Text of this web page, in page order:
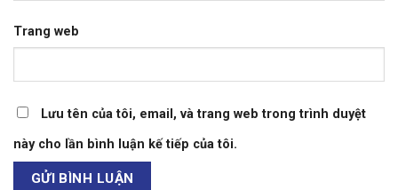
Trang web
Lưu tên của tôi, email, và trang web trong trình duyệt
này cho lần bình luận kế tiếp của tôi.